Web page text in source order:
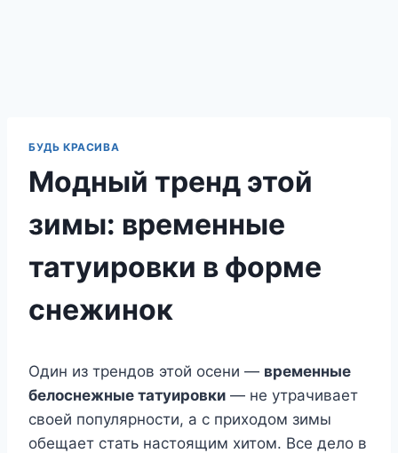
БУДЬ КРАСИВА
Модный тренд этой
зимы: временные
татуировки в форме
снежинок
Один из трендов этой осени — временные
белоснежные татуировки — не утрачивает
своей популярности, а с приходом зимы
обещает стать настоящим хитом. Все дело в